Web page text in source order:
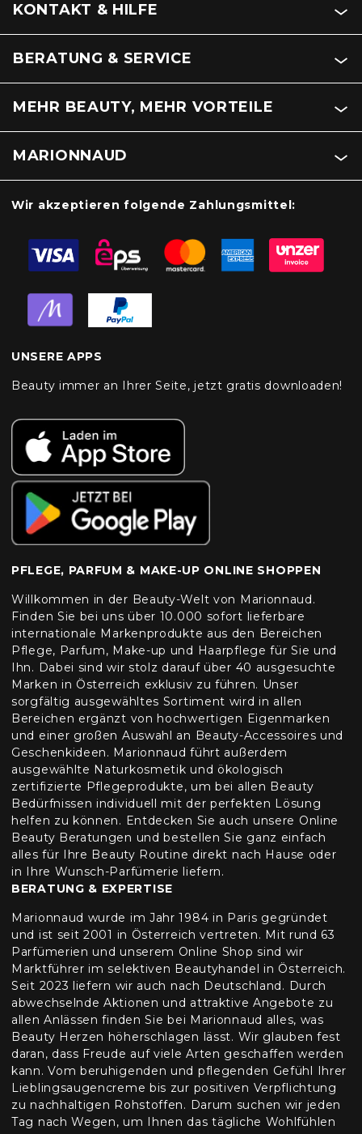
KONTAKT & HILFE
BERATUNG & SERVICE
MEHR BEAUTY, MEHR VORTEILE
MARIONNAUD
Wir akzeptieren folgende Zahlungsmittel:
UNSERE APPS
Beauty immer an Ihrer Seite, jetzt gratis downloaden!
PFLEGE, PARFUM & MAKE-UP ONLINE SHOPPEN
Willkommen in der Beauty-Welt von Marionnaud.
Finden Sie bei uns über 10.000 sofort lieferbare
internationale Markenprodukte aus den Bereichen
Pflege, Parfum, Make-up und Haarpflege für Sie und
Ihn. Dabei sind wir stolz darauf über 40 ausgesuchte
Marken in Österreich exklusiv zu führen. Unser
sorgfältig ausgewähltes Sortiment wird in allen
Bereichen ergänzt von hochwertigen Eigenmarken
und einer großen Auswahl an Beauty-Accessoires und
Geschenkideen. Marionnaud führt außerdem
ausgewählte Naturkosmetik und ökologisch
zertifizierte Pflegeprodukte, um bei allen Beauty
Bedürfnissen individuell mit der perfekten Lösung
helfen zu können. Entdecken Sie auch unsere Online
Beauty Beratungen und bestellen Sie ganz einfach
alles für Ihre Beauty Routine direkt nach Hause oder
in Ihre Wunsch-Parfümerie liefern.
BERATUNG & EXPERTISE
Marionnaud wurde im Jahr 1984 in Paris gegründet
und ist seit 2001 in Österreich vertreten. Mit rund 63
Parfümerien und unserem Online Shop sind wir
Marktführer im selektiven Beautyhandel in Österreich.
Seit 2023 liefern wir auch nach Deutschland. Durch
abwechselnde Aktionen und attraktive Angebote zu
allen Anlässen finden Sie bei Marionnaud alles, was
Beauty Herzen höherschlagen lässt. Wir glauben fest
daran, dass Freude auf viele Arten geschaffen werden
kann. Vom beruhigenden und pflegenden Gefühl Ihrer
Lieblingsaugencreme bis zur positiven Verpflichtung
zu nachhaltigen Rohstoffen. Darum suchen wir jeden
Tag nach Wegen, um Ihnen das tägliche Wohlfühlen